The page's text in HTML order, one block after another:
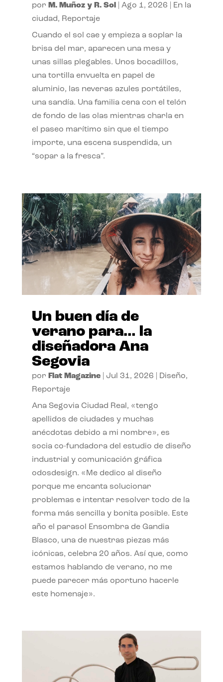
por M. Muñoz y R. Sol| Ago 1, 2026
En la
ciudad, Reportaje
Cuando el sol cae y empieza a soplar la
brisa del mar, aparecen una mesa y
unas sillas plegables. Unos bocadillos,
una tortilla envuelta en papel de
aluminio, las neveras azules portátiles,
una sandía. Una familia cena con el telón
de fondo de las olas mientras charla en
el paseo marítimo sin que el tiempo
importe, una escena suspendida, un
“sopar a la fresca”.
Un buen día de
verano para… la
diseñadora Ana
Segovia
por Flat Magazine| Jul 31, 2026 Diseño,
Reportaje
Ana Segovia Ciudad Real, «tengo
apellidos de ciudades y muchas
anécdotas debido a mi nombre», es
socia co-fundadora del estudio de diseño
industrial y comunicación gráfica
odosdesign. «Me dedico al diseño
porque me encanta solucionar
problemas e intentar resolver todo de la
forma más sencilla y bonita posible. Este
año el parasol Ensombra de Gandia
Blasco, una de nuestras piezas más
icónicas, celebra 20 años. Así que, como
estamos hablando de verano, no me
puede parecer más oportuno hacerle
este homenaje».